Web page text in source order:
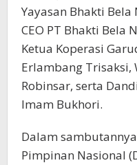
Yayasan Bhakti Bela
CEO PT Bhakti Bela
Ketua Koperasi
Erlambang Trisaksi,
Robinsar, serta
Imam Bukhori.
Dalam
Pimpinan Nasional